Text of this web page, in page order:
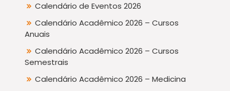
Calendário de Eventos 2026
Calendário Acadêmico 2026 – Cursos
Anuais
Calendário Acadêmico 2026 – Cursos
Semestrais
Calendário Acadêmico 2026 – Medicina